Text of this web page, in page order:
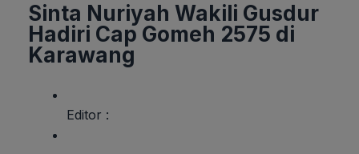
Sinta Nuriyah Wakili Gusdur
Hadiri Cap Gomeh 2575 di
Karawang
Editor :